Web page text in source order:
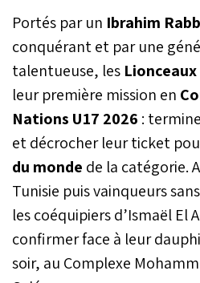
Portés par un Ibrahim
conquérant et par une
talentueuse, les Lionceaux
leur première mission en
Nations U17 2026 :
et décrocher leur ticket
du monde de la catégorie.
Tunisie puis vainqueurs
les coéquipiers d’Ismaël El
confirmer face à leur
soir, au Complexe